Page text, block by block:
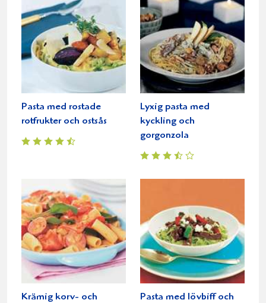
Pasta med rostade
rotfrukter och ostsås
Lyxig pasta med
kyckling och
gorgonzola
Krämig korv- och
Pasta med lövbiff och